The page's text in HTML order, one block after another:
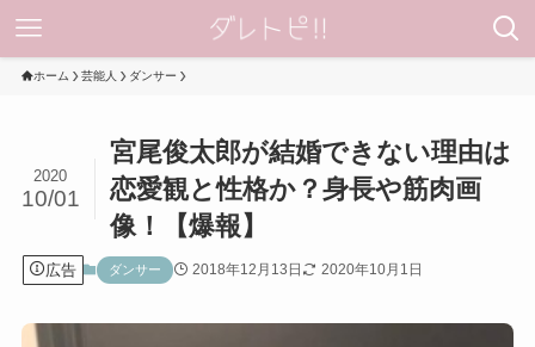
ホーム 芸能人 ダンサー
宮尾俊太郎が結婚できない理由は
恋愛観と性格か？身長や筋肉画
像！【爆報】
2020
10/01
広告 ダンサー 2018年12月13日 2020年10月1日